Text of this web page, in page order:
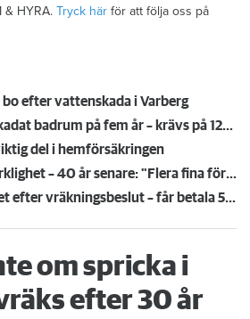
& HYRA. Tryck här för att följa oss på
efter vattenskada i Varberg
Anmälde inte vattenskadat badrum på fem år – krävs på 125 000 kronor
del i hemförsäkringen
Kompisdealen blev verklighet – 40 år senare: "Flera fina fördelar med att dela bostad"
Kvinna kapade lägenhet efter vräkningsbeslut – får betala 50 000
om spricka i
efter 30 år